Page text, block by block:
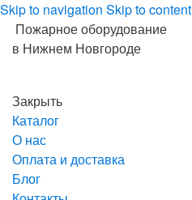
Skip to navigation Skip to content
Пожарное оборудование
в Нижнем Новгороде
Закрыть
Каталог
О нас
Оплата и доставка
Блог